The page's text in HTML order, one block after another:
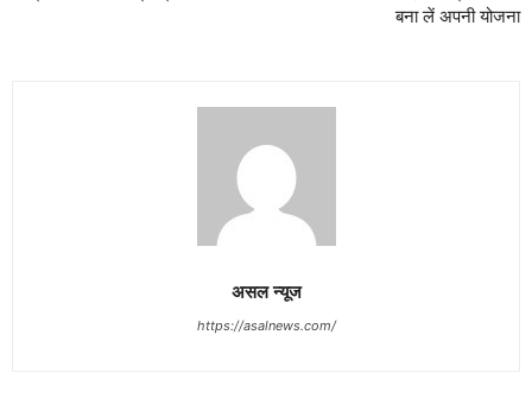
बना लें अपनी योजना
असल न्यूज
https://asalnews.com/